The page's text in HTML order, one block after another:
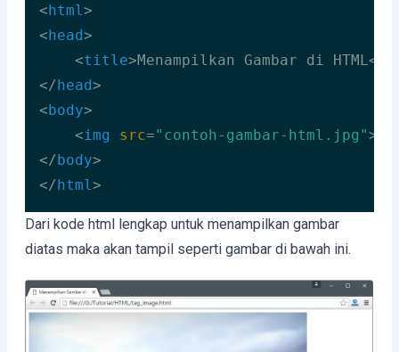
<html>
<head>
<title>Menampilkan Gambar di HTML</
</head>
<body>
<img src="contoh-gambar-html.jpg">
</body>
</html>
Code language: HTML, XML (xml)
Dari kode html lengkap untuk menampilkan gambar
diatas maka akan tampil seperti gambar di bawah ini.